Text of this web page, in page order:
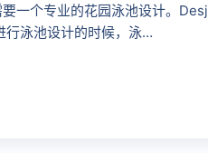
一个专业的花园泳池设计。
行泳池设计的时候，泳…